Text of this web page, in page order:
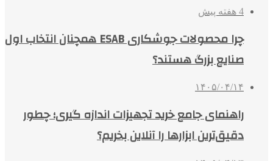
4 هفته پیش
چرا محصولات جوشکاری ESAB همچنان انتخاب اول
صنایع بزرگ هستند؟
۱۴۰۵/۰۴/۱۴
راهنمای جامع خرید تجهیزات اندازه گیری؛ چطور
دقیق‌ترین ابزارها را آنلاین بخریم؟